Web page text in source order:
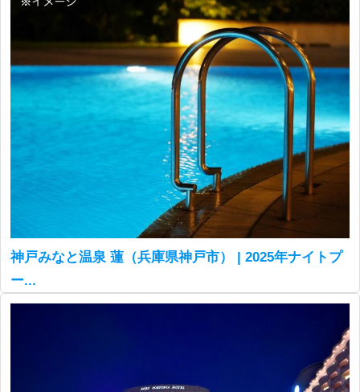
神戸みなと温泉 蓮（兵庫県神戸市） | 2025年ナイトプ
ー...